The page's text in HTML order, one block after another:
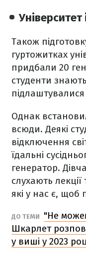
Також
гуртожитках
придбали 20
студенти
Однак
всюди. Деякі
відключення
їдальні
генератор.
слухають
які у нас є, щоб
ДО ТЕМИ
"Не
Шкарлет
у виші у 2023